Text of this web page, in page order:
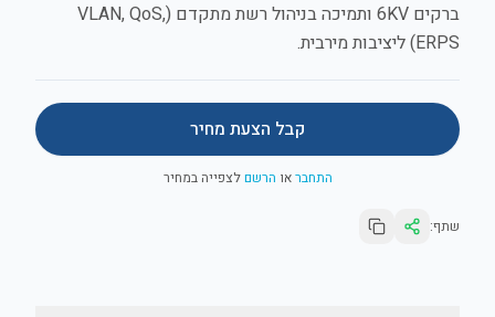
ברקים 6KV ותמיכה בניהול רשת מתקדם (VLAN, QoS,
ERPS) ליציבות מירבית.
קבל הצעת מחיר
התחבראו הרשםלצפייה במחיר
שתף: